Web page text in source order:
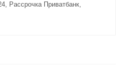
Рассрочка Приватбанк,